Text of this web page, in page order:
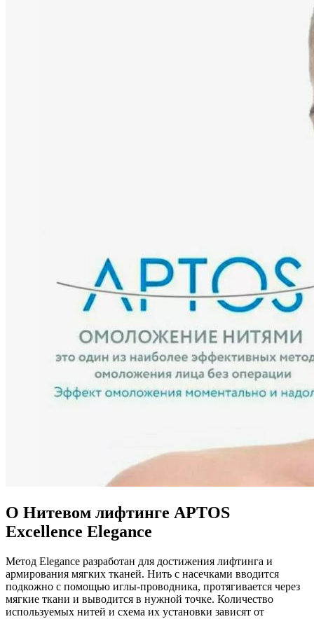
О Нитевом лифтинге APTOS
Excellence Elegance
Метод Elegance разработан для достижения лифтинга и
армирования мягких тканей. Нить с насечками вводится
подкожно с помощью иглы-проводника, протягивается через
мягкие ткани и выводится в нужной точке. Количество
используемых нитей и схема их установки зависят от